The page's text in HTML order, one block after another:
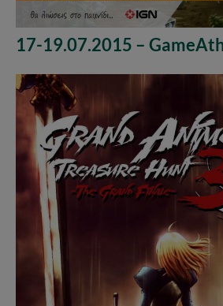
17-19.07.2015 –